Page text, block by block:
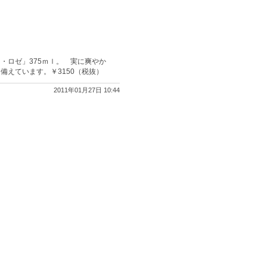
ロゼ」375ｍｌ。 実に爽やか
ています。￥3150（税抜）
2011年01月27日 10:44